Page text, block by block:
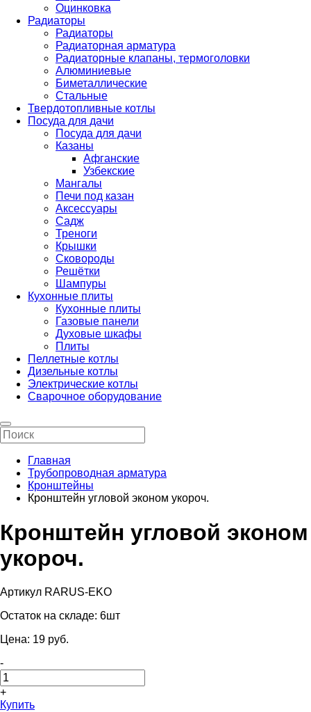
Оцинковка
Радиаторы
Радиаторы
Радиаторная арматура
Радиаторные клапаны, термоголовки
Алюминиевые
Биметаллические
Стальные
Твердотопливные котлы
Посуда для дачи
Посуда для дачи
Казаны
Афганские
Узбекские
Мангалы
Печи под казан
Аксессуары
Садж
Треноги
Крышки
Сковороды
Решётки
Шампуры
Кухонные плиты
Кухонные плиты
Газовые панели
Духовые шкафы
Плиты
Пеллетные котлы
Дизельные котлы
Электрические котлы
Сварочное оборудование
Главная
Трубопроводная арматура
Кронштейны
Кронштейн угловой эконом укороч.
Кронштейн угловой эконом
укороч.
Артикул RARUS-EKO
Остаток на складе: 6шт
Цена: 19 pуб.
-
+
Купить